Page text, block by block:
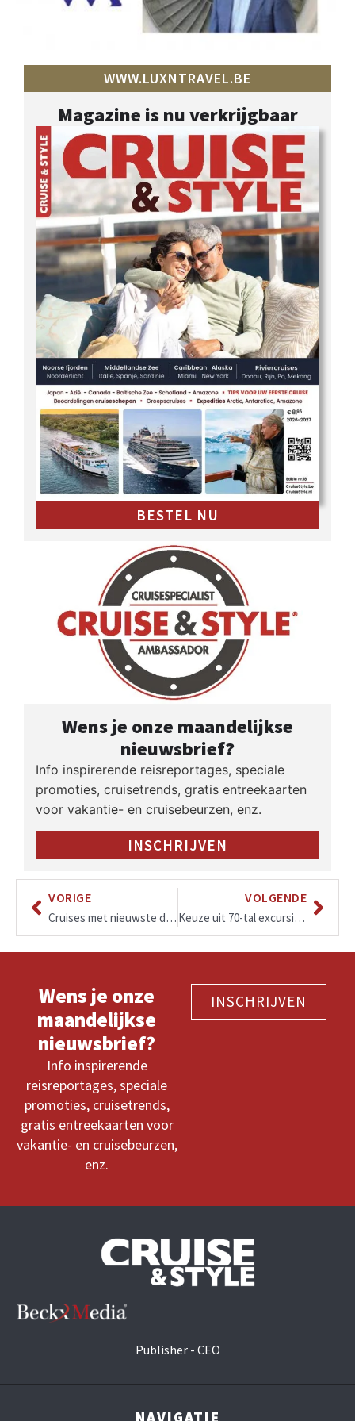
WWW.LUXNTRAVEL.BE
Magazine is nu verkrijgbaar
BESTEL NU
Wens je onze maandelijkse
nieuwsbrief?
Info inspirerende reisreportages, speciale
promoties, cruisetrends, gratis entreekaarten
voor vakantie- en cruisebeurzen, enz.
INSCHRIJVEN
VORIGE
Cruises met nieuwste de Rotterdam starten vanaf augustus 2021 en zijn nu al te boeken!
VOLGENDE
Keuze uit 70-tal excursies inclusief, ultra-luxueus cruiseschip!
Wens je onze
maandelijkse
nieuwsbrief?
Info inspirerende
reisreportages, speciale
promoties, cruisetrends,
gratis entreekaarten voor
vakantie- en cruisebeurzen,
enz.
INSCHRIJVEN
Publisher - CEO
NAVIGATIE